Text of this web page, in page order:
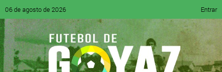
06 de agosto de 2026 Entrar